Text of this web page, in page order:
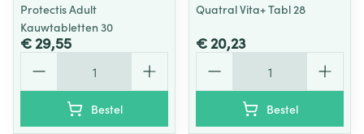
Protectis Adult
Kauwtabletten 30
€ 29,55
Bestel
Quatral Vita+ Tabl 28
€ 20,23
Bestel